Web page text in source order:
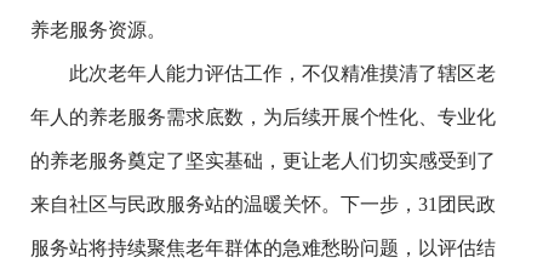
养老服务资源。
此次老年人能力评估工作，不仅精准摸清了辖区老
年人的养老服务需求底数，为后续开展个性化、专业化
的养老服务奠定了坚实基础，更让老人们切实感受到了
来自社区与民政服务站的温暖关怀。下一步，31团民政
服务站将持续聚焦老年群体的急难愁盼问题，以评估结